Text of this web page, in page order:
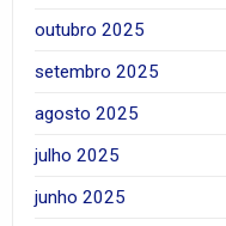
outubro 2025
setembro 2025
agosto 2025
julho 2025
junho 2025